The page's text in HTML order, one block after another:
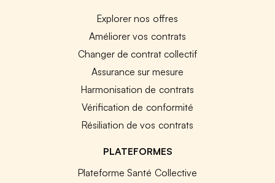
Explorer nos offres
Améliorer vos contrats
Changer de contrat collectif
Assurance sur mesure
Harmonisation de contrats
Vérification de conformité
Résiliation de vos contrats
PLATEFORMES
Plateforme Santé Collective